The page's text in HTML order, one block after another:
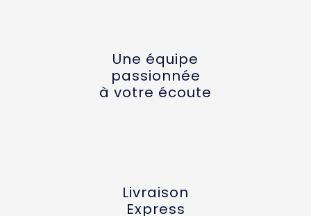
Une équipe
passionnée
à votre écoute
Livraison
Express